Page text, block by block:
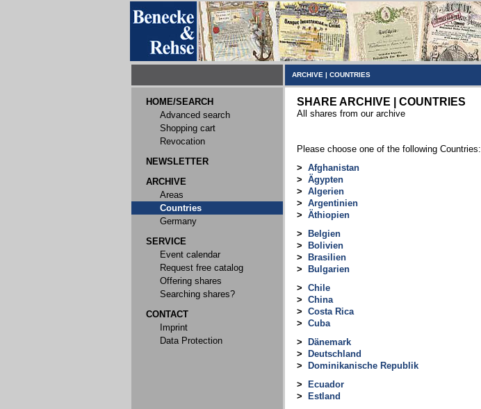
ARCHIVE | COUNTRIES
HOME/SEARCH
Advanced search
Shopping cart
Revocation
NEWSLETTER
ARCHIVE
Areas
Countries
Germany
SERVICE
Event calendar
Request free catalog
Offering shares
Searching shares?
CONTACT
Imprint
Data Protection
SHARE ARCHIVE | COUNTRIES
All shares from our archive
Please choose one of the following Countries:
> Afghanistan
> Ägypten
> Algerien
> Argentinien
> Äthiopien
>
Belgien
>
Bolivien
>
Brasilien
>
Bulgarien
> Chile
> China
> Costa Rica
> Cuba
>
Dänemark
>
Deutschland
>
Dominikanische Republik
>
Ecuador
>
Estland